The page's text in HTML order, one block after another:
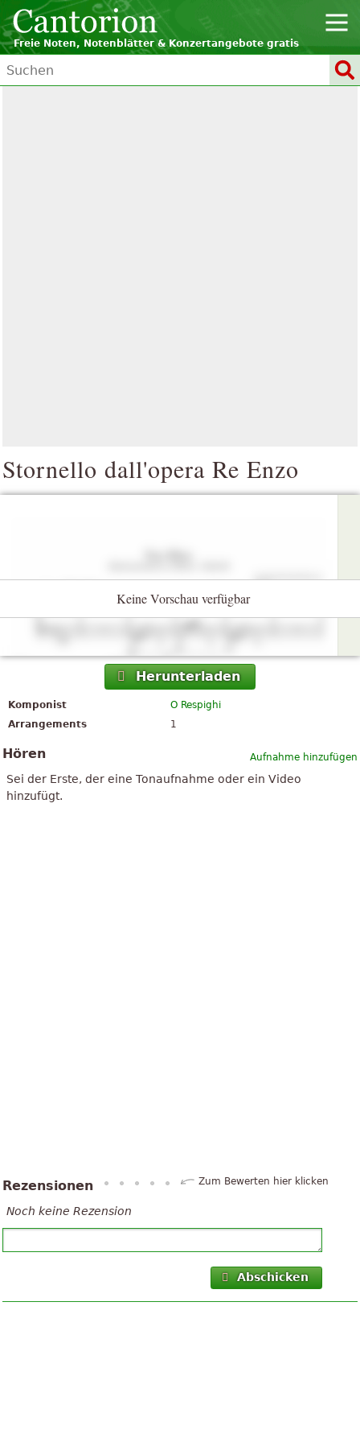
Freie Noten, Notenblätter & Konzertangebote gratis
Stornello dall'opera Re Enzo
Keine Vorschau verfügbar
Herunterladen
Komponist
O Respighi
Arrangements
1
Aufnahme hinzufügen
Hören
Sei der Erste, der eine Tonaufnahme oder ein Video
hinzufügt.
Rezensionen Zum Bewerten hier klicken
Noch keine Rezension
Abschicken